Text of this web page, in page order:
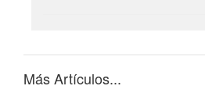
Más Artículos...